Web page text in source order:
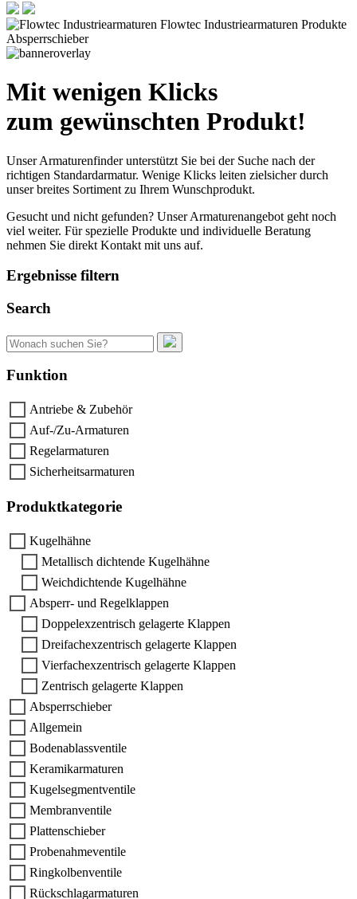
Mit wenigen Klicks
zum gewünschten Produkt!
Unser Armaturenfinder unterstützt Sie bei der Suche nach der
richtigen Standardarmatur. Wenige Klicks leiten zielsicher durch
unser breites Sortiment zu Ihrem Wunschprodukt.
Gesucht und nicht gefunden? Unser Armaturenangebot geht noch
viel weiter. Für spezielle Produkte und individuelle Beratung
nehmen Sie direkt Kontakt mit uns auf.
Ergebnisse filtern
Search
Suchen
nach:
Funktion
Antriebe & Zubehör
Auf-/Zu-Armaturen
Regelarmaturen
Sicherheitsarmaturen
Produktkategorie
Kugelhähne
Metallisch dichtende Kugelhähne
Weichdichtende Kugelhähne
Absperr- und Regelklappen
Doppelexzentrisch gelagerte Klappen
Dreifachexzentrisch gelagerte Klappen
Vierfachexzentrisch gelagerte Klappen
Zentrisch gelagerte Klappen
Absperrschieber
Allgemein
Bodenablassventile
Keramikarmaturen
Kugelsegmentventile
Membranventile
Plattenschieber
Probenahmeventile
Ringkolbenventile
Rückschlagarmaturen